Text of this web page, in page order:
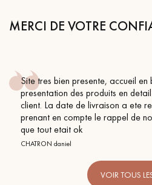
MERCI DE VOTRE
Site tres bien presente, accueil en
presentation des produits en
client. La date de livraison a ete
prenant en compte le rappel de
que tout etait ok
CHATRON daniel
VOIR TOUS